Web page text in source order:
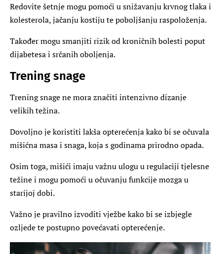
Redovite šetnje mogu pomoći u snižavanju krvnog tlaka i
kolesterola, jačanju kostiju te poboljšanju raspoloženja.
Također mogu smanjiti rizik od kroničnih bolesti poput
dijabetesa i srčanih oboljenja.
Trening snage
Trening snage ne mora značiti intenzivno dizanje
velikih težina.
Dovoljno je koristiti lakša opterećenja kako bi se očuvala
mišićna masa i snaga, koja s godinama prirodno opada.
Osim toga, mišići imaju važnu ulogu u regulaciji tjelesne
težine i mogu pomoći u očuvanju funkcije mozga u
starijoj dobi.
Važno je pravilno izvoditi vježbe kako bi se izbjegle
ozljede te postupno povećavati opterećenje.